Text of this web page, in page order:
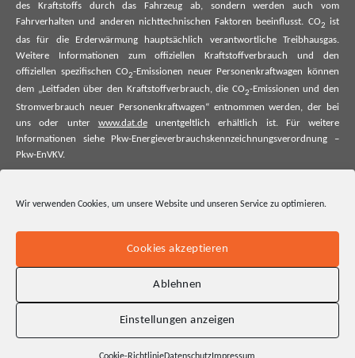
Wir verwenden Cookies, um unsere Website und unseren Service zu optimieren.
Cookies akzeptieren
Ablehnen
Einstellungen anzeigen
des Kraftstoffs durch das Fahrzeug ab, sondern werden auch vom
Fahrverhalten und anderen nichttechnischen Faktoren beeinflusst. CO2
ist
das für die Erderwärmung hauptsächlich verantwortliche Treibhausgas.
Weitere Informationen zum offiziellen Kraftstoffverbrauch und den
offiziellen spezifischen CO2-Emissionen neuer Personenkraftwagen können
dem „Leitfaden über den Kraftstoffverbrauch, die CO2-Emissionen und den
Stromverbrauch neuer Personenkraftwagen“ entnommen werden, der bei
uns oder unter www.dat.deunentgeltlich erhältlich ist. Für weitere
Informationen siehe Pkw-Energieverbrauchskennzeichnungsverordnung –
Pkw-EnVKV.
offiziellen spezifischen CO₂-Emissionen und ggf. zum Stromverbrauch neuer
offiziellen spezifischen CO₂-Emissionen und den offiziellen Stromverbrauch
neuer Pkw entnommen werden. Dieser ist an allen Verkaufsstellen und bei
der Deutschen Automobil Treuhand GmbH unentgeltlich erhältlich, sowie